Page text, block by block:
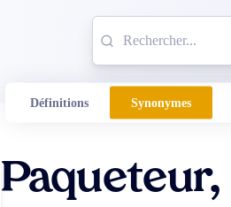
Définitions Synonymes